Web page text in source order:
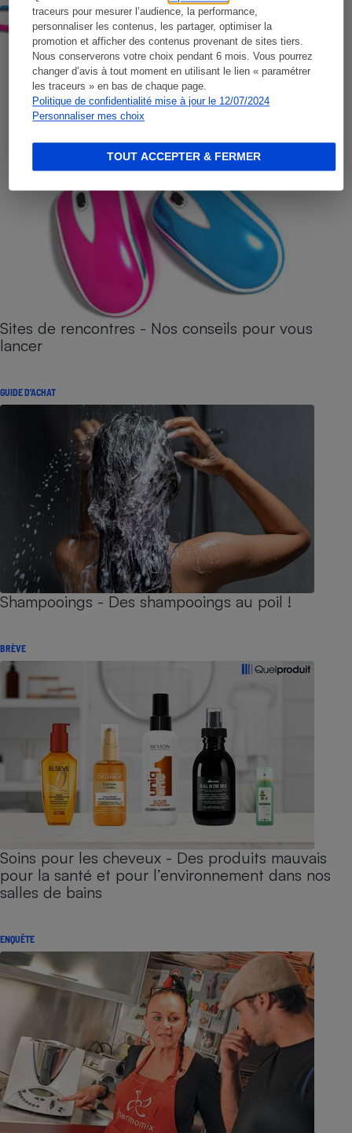
traceurs pour mesurer l’audience, la performance,
personnaliser les contenus, les partager, optimiser la
promotion et afficher des contenus provenant de sites tiers.
Nous conserverons votre choix pendant 6 mois. Vous pourrez
changer d’avis à tout moment en utilisant le lien « paramétrer
les traceurs » en bas de chaque page.
Politique de confidentialité mise à jour le 12/07/2024
Personnaliser mes choix
TOUT ACCEPTER & FERMER
Sites de rencontres - Nos conseils pour vous
lancer
GUIDE D'ACHAT
Shampooings - Des shampooings au poil !
BRÈVE
Soins pour les cheveux - Des produits mauvais
pour la santé et pour l’environnement dans nos
salles de bains
ENQUÊTE